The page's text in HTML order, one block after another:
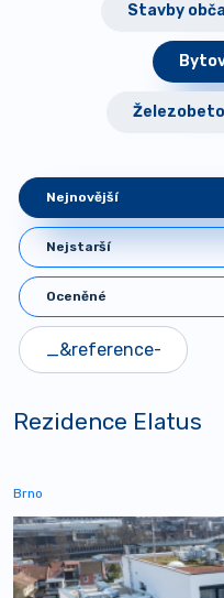
Stavby
Nejnovější
Nejstarší
Oceněné
Rezidence Elatus
Brno